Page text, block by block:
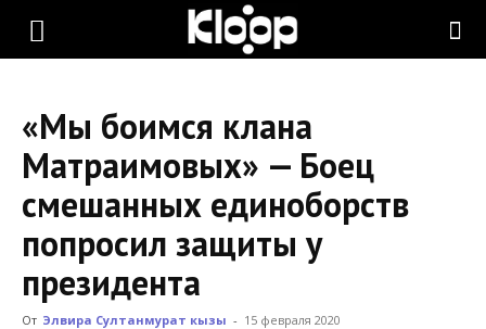
KLOOP.KG
Новости
Кыргызстана
«Мы боимся клана
Матраимовых» — Боец
смешанных единоборств
попросил защиты у
президента
От Элвира Султанмурат кызы - 15 февраля 2020